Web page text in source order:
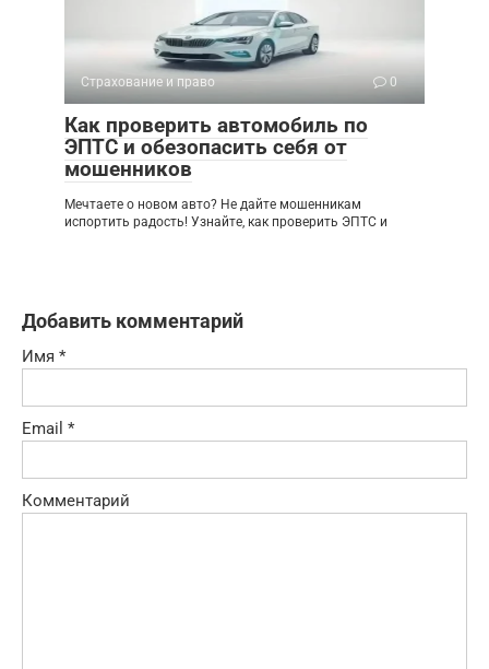
Страхование и право 0
Как проверить автомобиль по
ЭПТС и обезопасить себя от
мошенников
Мечтаете о новом авто? Не дайте мошенникам
испортить радость! Узнайте, как проверить ЭПТС и
Добавить комментарий
Имя *
Email *
Комментарий